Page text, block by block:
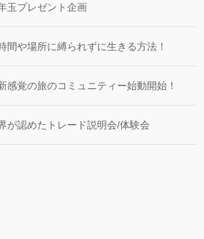
玉プレゼント企画
間や場所に縛られずに生きる方法！
感覚の旅のコミュニティー始動開始！
が認めたトレード説明会/体験会